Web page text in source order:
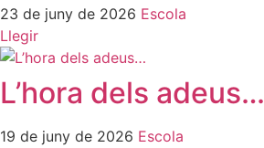
23 de juny de 2026 Escola
Llegir
L’hora dels adeus…
19 de juny de 2026 Escola